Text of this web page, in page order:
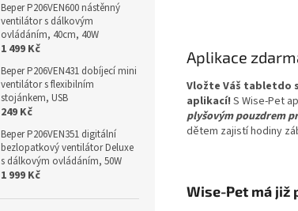
Beper P206VEN600 nástěnný
ventilátor s dálkovým
ovládáním, 40cm, 40W
1 499 Kč
Beper P206VEN431 dobíjecí mini
ventilátor s flexibilním
stojánkem, USB
249 Kč
Beper P206VEN351 digitální
bezlopatkový ventilátor Deluxe
s dálkovým ovládáním, 50W
1 999 Kč
Aplikace
Vložte Váš tabletdo
aplikací! S Wise-Pet
plyšovým pouzdrem
dětem zajistí hodiny
Wise-Pet má již